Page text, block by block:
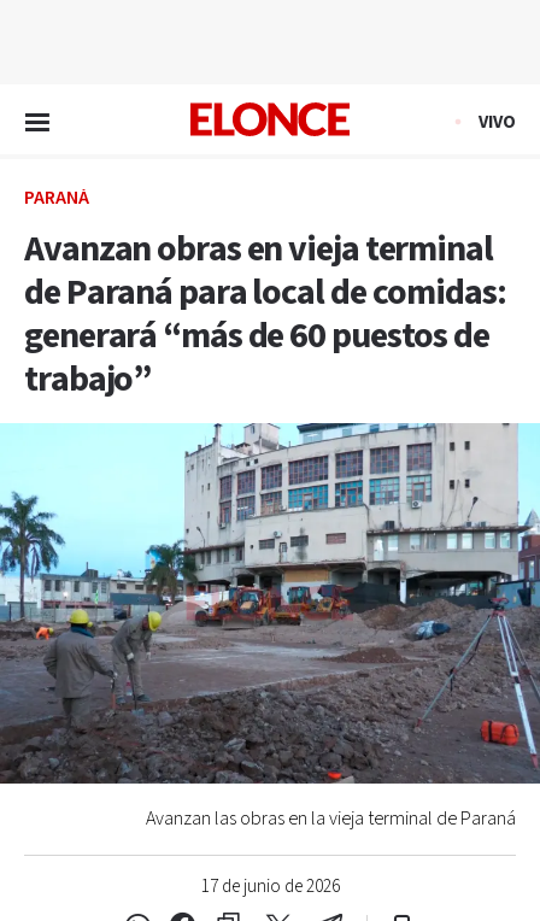
VIVO
PARANÁ
Avanzan obras en vieja terminal
de Paraná para local de comidas:
generará “más de 60 puestos de
trabajo”
17 de junio de 2026
Avanzan las obras en la vieja terminal de Paraná